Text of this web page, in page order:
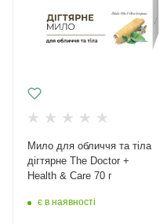
Мило для обличчя та тіла
дігтярне The Doctor +
Health & Care 70 г
є в наявності